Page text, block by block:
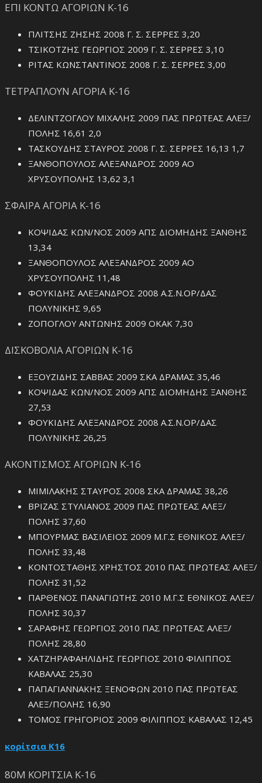
ΕΠΙ ΚΟΝΤΩ ΑΓΟΡΙΩΝ Κ-16
ΠΛΙΤΣΗΣ ΖΗΣΗΣ 2008 Γ. Σ. ΣΕΡΡΕΣ 3,20
ΤΣΙΚΟΤΖΗΣ ΓΕΩΡΓΙΟΣ 2009 Γ. Σ. ΣΕΡΡΕΣ 3,10
ΡΙΤΑΣ ΚΩΝΣΤΑΝΤΙΝΟΣ 2008 Γ. Σ. ΣΕΡΡΕΣ 3,00
ΤΕΤΡΑΠΛΟΥΝ ΑΓΟΡΙΑ Κ-16
ΔΕΛΙΝΤΖΟΓΛΟΥ ΜΙΧΑΛΗΣ 2009 ΠΑΣ ΠΡΩΤΕΑΣ ΑΛΕΞ/
ΠΟΛΗΣ 16,61 2,0
ΤΑΣΚΟΥΔΗΣ ΣΤΑΥΡΟΣ 2008 Γ. Σ. ΣΕΡΡΕΣ 16,13 1,7
ΞΑΝΘΟΠΟΥΛΟΣ ΑΛΕΞΑΝΔΡΟΣ 2009 ΑΟ
ΧΡΥΣΟΥΠΟΛΗΣ 13,62 3,1
ΣΦΑΙΡΑ ΑΓΟΡΙΑ Κ-16
ΚΟΨΙΔΑΣ ΚΩΝ/ΝΟΣ 2009 ΑΠΣ ΔΙΟΜΗΔΗΣ ΞΑΝΘΗΣ
13,34
ΞΑΝΘΟΠΟΥΛΟΣ ΑΛΕΞΑΝΔΡΟΣ 2009 ΑΟ
ΧΡΥΣΟΥΠΟΛΗΣ 11,48
ΦΟΥΚΙΔΗΣ ΑΛΕΞΑΝΔΡΟΣ 2008 Α.Σ.Ν.ΟΡ/ΔΑΣ
ΠΟΛΥΝΙΚΗΣ 9,65
ΖΟΠΟΓΛΟΥ ΑΝΤΩΝΗΣ 2009 ΟΚΑΚ 7,30
ΔΙΣΚΟΒΟΛΙΑ ΑΓΟΡΙΩΝ Κ-16
ΕΞΟΥΖΙΔΗΣ ΣΑΒΒΑΣ 2009 ΣΚΑ ΔΡΑΜΑΣ 35,46
ΚΟΨΙΔΑΣ ΚΩΝ/ΝΟΣ 2009 ΑΠΣ ΔΙΟΜΗΔΗΣ ΞΑΝΘΗΣ
27,53
ΦΟΥΚΙΔΗΣ ΑΛΕΞΑΝΔΡΟΣ 2008 Α.Σ.Ν.ΟΡ/ΔΑΣ
ΠΟΛΥΝΙΚΗΣ 26,25
ΑΚΟΝΤΙΣΜΟΣ ΑΓΟΡΙΩΝ Κ-16
ΜΙΜΙΛΑΚΗΣ ΣΤΑΥΡΟΣ 2008 ΣΚΑ ΔΡΑΜΑΣ 38,26
ΒΡΙΖΑΣ ΣΤΥΛΙΑΝΟΣ 2009 ΠΑΣ ΠΡΩΤΕΑΣ ΑΛΕΞ/
ΠΟΛΗΣ 37,60
ΜΠΟΥΡΜΑΣ ΒΑΣΙΛΕΙΟΣ 2009 Μ.Γ.Σ ΕΘΝΙΚΟΣ ΑΛΕΞ/
ΠΟΛΗΣ 33,48
ΚΟΝΤΟΣΤΑΘΗΣ ΧΡΗΣΤΟΣ 2010 ΠΑΣ ΠΡΩΤΕΑΣ ΑΛΕΞ/
ΠΟΛΗΣ 31,52
ΠΑΡΘΕΝΟΣ ΠΑΝΑΓΙΩΤΗΣ 2010 Μ.Γ.Σ ΕΘΝΙΚΟΣ ΑΛΕΞ/
ΠΟΛΗΣ 30,37
ΣΑΡΑΦΗΣ ΓΕΩΡΓΙΟΣ 2010 ΠΑΣ ΠΡΩΤΕΑΣ ΑΛΕΞ/
ΠΟΛΗΣ 28,80
ΧΑΤΖΗΡΑΦΑΗΛΙΔΗΣ ΓΕΩΡΓΙΟΣ 2010 ΦΙΛΙΠΠΟΣ
ΚΑΒΑΛΑΣ 25,30
ΠΑΠΑΓΙΑΝΝΑΚΗΣ ΞΕΝΟΦΩΝ 2010 ΠΑΣ ΠΡΩΤΕΑΣ
ΑΛΕΞ/ΠΟΛΗΣ 16,90
ΤΟΜΟΣ ΓΡΗΓΟΡΙΟΣ 2009 ΦΙΛΙΠΠΟΣ ΚΑΒΑΛΑΣ 12,45
κορίτσια Κ16
80Μ ΚΟΡΙΤΣΙΑ Κ-16